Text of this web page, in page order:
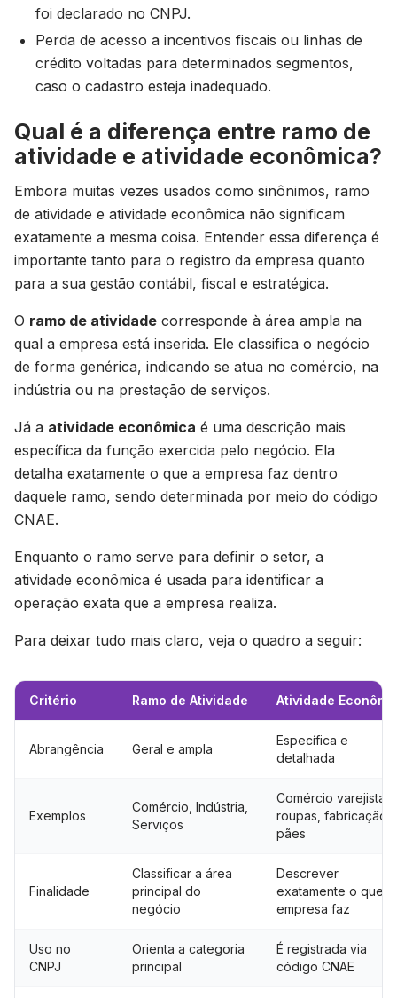
foi declarado no CNPJ.
Perda de acesso a incentivos fiscais ou linhas de
crédito voltadas para determinados segmentos,
caso o cadastro esteja inadequado.
Qual é a diferença entre ramo de
atividade e atividade econômica?
Embora muitas vezes usados como sinônimos, ramo
de atividade e atividade econômica não significam
exatamente a mesma coisa. Entender essa diferença é
importante tanto para o registro da empresa quanto
para a sua gestão contábil, fiscal e estratégica.
O ramo de atividade corresponde à área ampla na
qual a empresa está inserida. Ele classifica o negócio
de forma genérica, indicando se atua no comércio, na
indústria ou na prestação de serviços.
Já a atividade econômica é uma descrição mais
específica da função exercida pelo negócio. Ela
detalha exatamente o que a empresa faz dentro
daquele ramo, sendo determinada por meio do código
CNAE.
Enquanto o ramo serve para definir o setor, a
atividade econômica é usada para identificar a
operação exata que a empresa realiza.
Para deixar tudo mais claro, veja o quadro a seguir:
Critério Ramo de Atividade Atividade
Abrangência Geral e ampla
Específica e
detalhada
Exemplos
Comércio, Indústria,
Serviços
Comércio varejista
roupas, fabricação
pães
Finalidade
Classificar a área
principal do
negócio
Descrever
exatamente o que a
empresa faz
Uso no
CNPJ
Orienta a categoria
principal
É registrada via
código CNAE